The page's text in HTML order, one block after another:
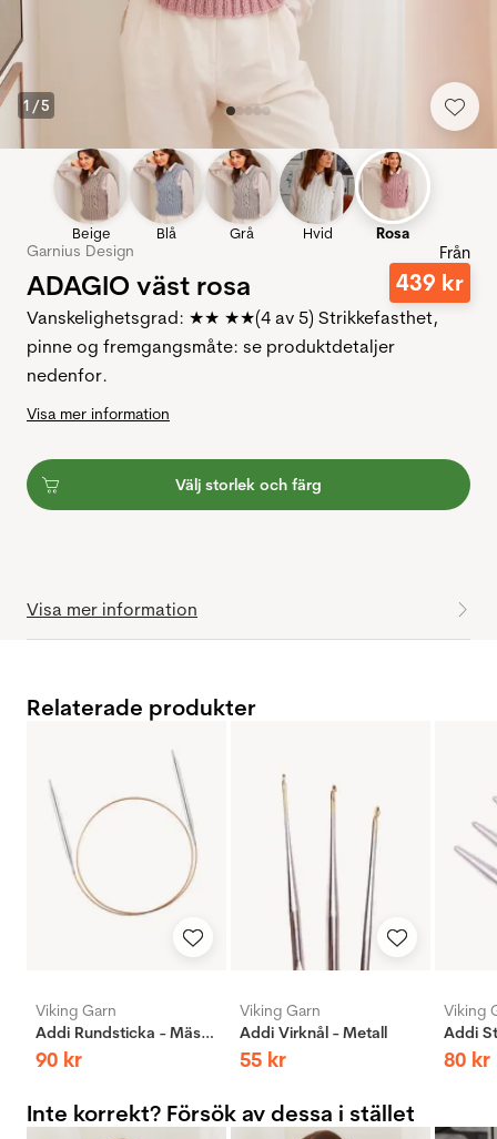
1 /5
Beige Blå Grå Hvid Rosa
Garnius Design
ADAGIO väst rosa
Från
439 kr
Vanskelighetsgrad: ★★ ★★(4 av 5) Strikkefasthet,
pinne og fremgangsmåte: se produktdetaljer
nedenfor.
Visa mer information
Välj storlek och färg
Visa mer information
Relaterade produkter
Viking Garn
Addi Rundsticka - Mässing
90 kr
Viking Garn
Addi Virknål - Metall
55 kr
Viking
80 kr
Inte korrekt? Försök av dessa i stället